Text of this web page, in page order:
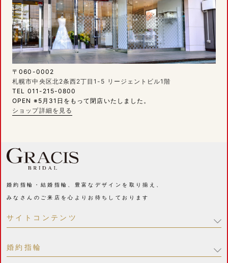
〒060-0002
札幌市中央区北2条西2丁目1-5 リージェントビル1階
TEL 011-215-0800
OPEN ※5月31日をもって閉店いたしました。
ショップ詳細を見る
婚約指輪・結婚指輪、豊富なデザインを取り揃え、
みなさんのご来店を心よりお待ちしております
サイトコンテンツ
婚約指輪